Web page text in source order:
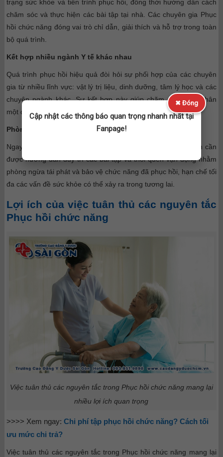
trạng sức khỏe và tiến trình phục hồi, đồng thời hướng dẫn cách
chăm sóc và thực hiện các bài tập tại nhà. Các chuyên gia Phục
hồi chức năng đóng vai trò chỉ dẫn, giải thích và hỗ trợ trong toàn
bộ quá trình.
Kết hợp nhiều ngành Y tế khác nhau
Quá trình phục hồi hiệu quả đòi hỏi sự phối hợp của các chuyên
gia từ nhiều lĩnh vực: vật lý trị liệu, dinh dưỡng, tâm lý học và các
chuyên ngành khác. Sự kết hợp này giúp chăm sóc bệnh nhân
một cách toàn diện và hiệu quả cao nhất.
Phòng ngừa tái phát và duy trì chức năng
Ngay cả sau khi hoàn tất quá trình phục hồi, người bệnh vẫn cần
được hướng dẫn duy trì các bài tập và thói quen vận động nhằm
phòng ngừa tái phát và bảo vệ chức năng đã phục hồi, hạn chế tối
đa các vấn đề sức khỏe có thể xảy ra trong tương lai.
Lợi ích của việc tuân thủ các nguyên tắc
Phục hồi chức năng
Việc tuân thủ các nguyên tắc trong Phục hồi chức năng mang lại
nhiều lợi ích quan trọng
>>>> Xem ngay:Chi phí tập phục hồi chức năng? Cách tối
ưu mức chi trả?
Việc tuân thủ các nguyên tắc trong Phục hồi chức năng mang lại
✖ Đóng
Cập nhật các thông báo quan trọng nhanh nhất tại
Fanpage!